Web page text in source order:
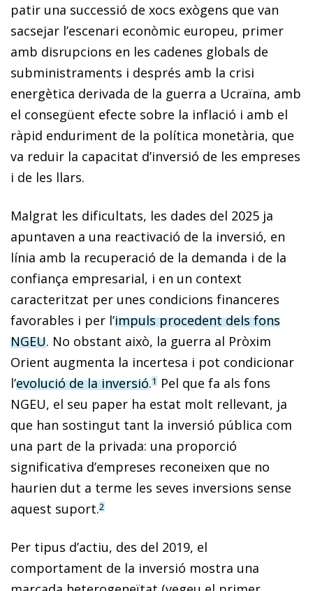
patir una successió de xocs exògens que van
sacsejar l’escenari econòmic europeu, primer
amb disrupcions en les cadenes globals de
subministraments i després amb la crisi
energètica derivada de la guerra a Ucraïna, amb
el consegüent efecte sobre la inflació i amb el
ràpid enduriment de la política monetària, que
va reduir la capacitat d’inversió de les empreses
i de les llars.
Malgrat les dificultats, les dades del 2025 ja
apuntaven a una reactivació de la inversió, en
línia amb la recuperació de la demanda i de la
confiança empresarial, i en un context
caracteritzat per unes condicions financeres
favorables i per l’impuls procedent dels fons
NGEU. No obstant això, la guerra al Pròxim
Orient augmenta la incertesa i pot condicionar
l’evolució de la inversió.1 Pel que fa als fons
NGEU, el seu paper ha estat molt rellevant, ja
que han sostingut tant la inversió pública com
una part de la privada: una proporció
significativa d’empreses reconeixen que no
haurien dut a terme les seves inversions sense
aquest suport.2
Per tipus d’actiu, des del 2019, el
comportament de la inversió mostra una